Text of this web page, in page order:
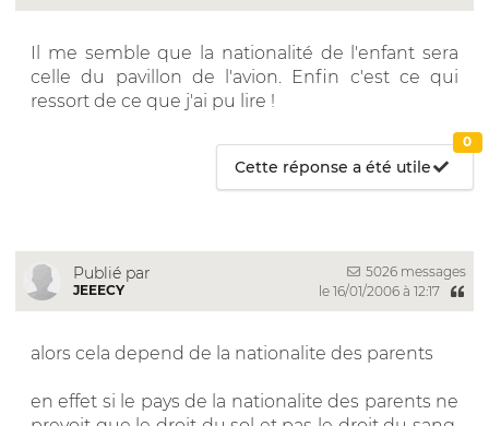
Il me semble que la nationalité de l'enfant sera
celle du pavillon de l'avion. Enfin c'est ce qui
ressort de ce que j'ai pu lire !
Cette réponse a été utile
0
Publié par
JEEECY
5026 messages
le 16/01/2006 à 12:17
alors cela depend de la nationalite des parents
en effet si le pays de la nationalite des parents ne